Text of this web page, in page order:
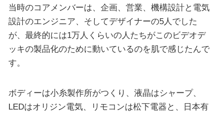
当時のコアメンバーは、企画、営業、機構設計と電気
設計のエンジニア、そしてデザイナーの5人でした
が、最終的には1万人くらいの人たちがこのビデオデ
ッキの製品化のために動いているのを肌で感じたんで
す。
ボディーは小糸製作所がつくり、液晶はシャープ、
LEDはオリジン電気、リモコンは松下電器と、日本有